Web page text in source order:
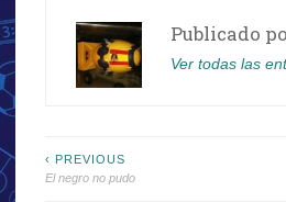
Publicado
Ver todas las
Navegación
‹ PREVIOUS
El negro no pudo